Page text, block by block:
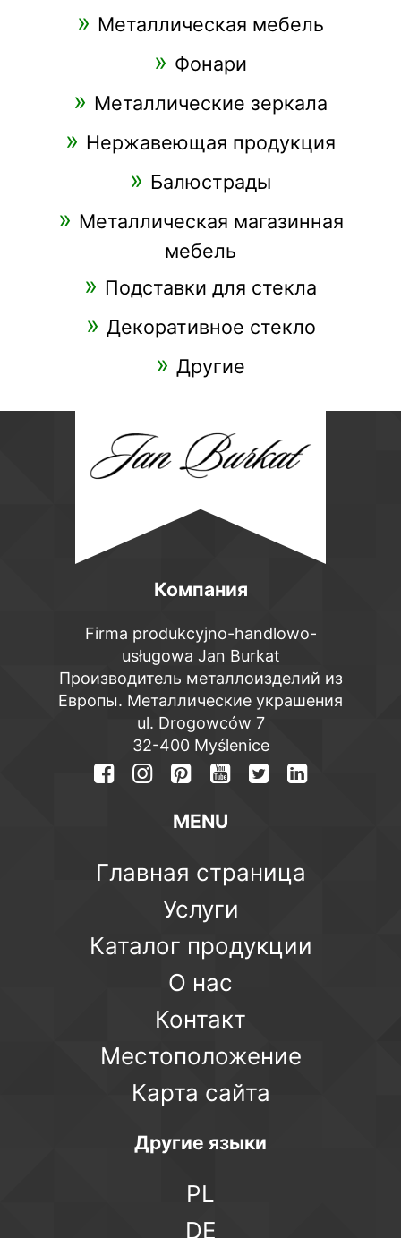
Металлическая мебель
Фонари
Металлические зеркала
Нержавеющая продукция
Балюстрады
Металлическая магазинная
мебель
Подставки для стекла
Декоративное стекло
Другие
Компания
Firma produkcyjno-handlowo-
usługowa Jan Burkat
Производитель металлоизделий из
Европы. Металлические украшения
ul. Drogowców 7
32-400 Myślenice
MENU
Главная страница
Услуги
Каталог продукции
О нас
Контакт
Местоположение
Карта сайта
Другие языки
PL
DE